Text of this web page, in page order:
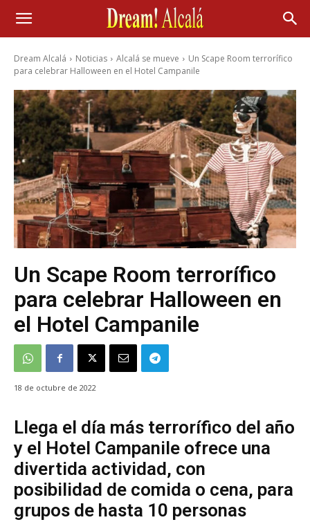
Dream Alcalá Noticias Alcalá se mueve
Un Scape Room terrorífico
para celebrar Halloween en el Hotel Campanile
Un Scape Room terrorífico
para celebrar Halloween en
el Hotel Campanile
18 de octubre de 2022
Llega el día más terrorífico del año
y el Hotel Campanile ofrece una
divertida actividad, con
posibilidad de comida o cena, para
grupos de hasta 10 personas